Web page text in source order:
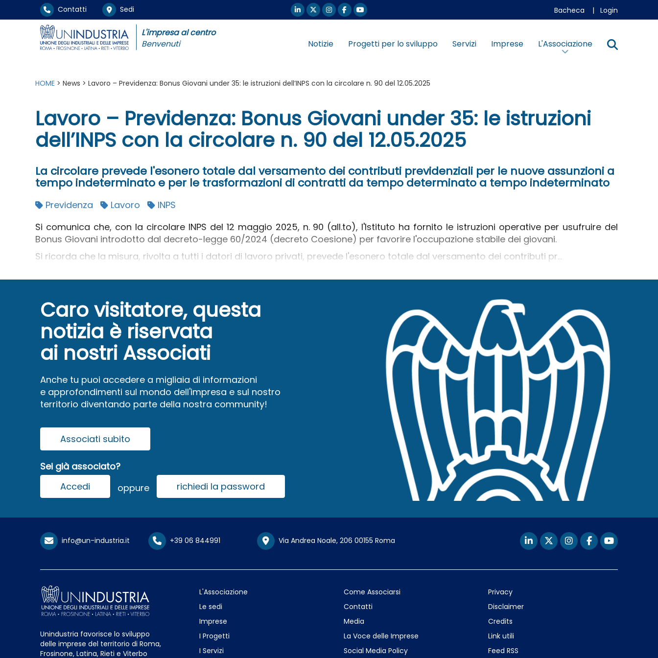
Contatti Sedi Bacheca | Login
L'impresa al centro
Benvenuti
Notizie Progetti per lo sviluppo Servizi Imprese L'Associazione
HOME > News > Lavoro – Previdenza: Bonus Giovani under 35: le istruzioni dell’INPS con la circolare n. 90 del 12.05.2025
Lavoro – Previdenza: Bonus Giovani under 35: le istruzioni
dell’INPS con la circolare n. 90 del 12.05.2025
La circolare prevede l'esonero totale dal versamento dei contributi previdenziali per le nuove assunzioni a
tempo indeterminato e per le trasformazioni di contratti da tempo determinato a tempo indeterminato
Previdenza Lavoro
INPS
Si comunica che, con la circolare INPS del 12 maggio 2025, n. 90 (all.to), l'Istituto ha fornito le istruzioni operative per usufruire del
Bonus Giovani introdotto dal decreto-legge 60/2024 (decreto Coesione) per favorire l'occupazione stabile dei giovani.
Si ricorda che la misura, rivolta a tutti i datori di lavoro privati, prevede l'esonero totale dal versamento dei contributi pr...
Caro visitatore, questa
notizia è riservata
ai nostri Associati
Anche tu puoi accedere a migliaia di informazioni
e approfondimenti sul mondo dell'impresa e sul nostro
territorio diventando parte della nostra community!
Associati subito
Sei già associato?
Accedi
oppure richiedi la password
info@un-industria.it +39 06 844991 Via Andrea Noale, 206 00155 Roma
Unindustria favorisce lo sviluppo
delle imprese del territorio di Roma,
Frosinone, Latina, Rieti e Viterbo
L'Associazione
Le sedi
Imprese
I Progetti
I Servizi
Come Associarsi
Contatti
Media
La Voce delle Imprese
Social Media Policy
Privacy
Disclaimer
Credits
Link utili
Feed RSS